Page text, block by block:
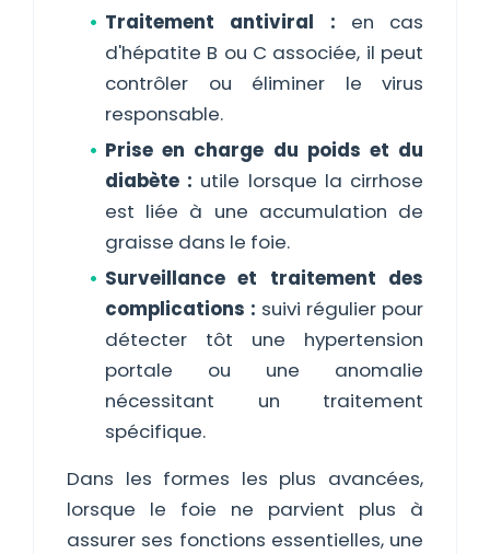
Traitement antiviral : en cas
d'hépatite B ou C associée, il peut
contrôler ou éliminer le virus
responsable.
Prise en charge du poids et du
diabète : utile lorsque la cirrhose
est liée à une accumulation de
graisse dans le foie.
Surveillance et traitement des
complications : suivi régulier pour
détecter tôt une hypertension
portale ou une anomalie
nécessitant un traitement
spécifique.
Dans les formes les plus avancées,
lorsque le foie ne parvient plus à
assurer ses fonctions essentielles, une